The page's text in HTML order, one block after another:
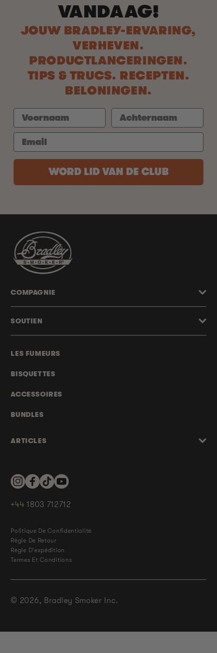
VANDAAG!
JOUW BRADLEY-ERVARING,
VERHEVEN.
PRODUCTLANCERINGEN.
TIPS & TRUCS. RECEPTEN.
BELONINGEN.
WORD LID VAN DE CLUB
LES FUMEURS
BISQUETTES
ACCESSOIRES
BUNDLES
ARTICLES
COMPAGNIE
SOUTIEN
InstagramFacebookTikTokYouTube
+44 1803 712712
Politique De Confidentialité
Règle De Retour
Règle D'expédition
Termes Et Conditions
© 2026, Bradley Smoker Inc.